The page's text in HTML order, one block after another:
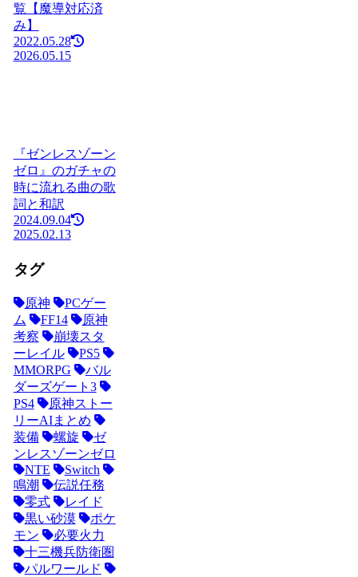
覧【魔導対応済
み】
2022.05.28
2026.05.15
『ゼンレスゾーン
ゼロ』のガチャの
時に流れる曲の歌
詞と和訳
2024.09.04
2025.02.13
タグ
原神
PCゲー
ム
FF14
原神
考察
崩壊スタ
ーレイル
PS5
MMORPG
バル
ダーズゲート3
PS4
原神ストー
リーAIまとめ
装備
螺旋
ゼ
ンレスゾーンゼロ
NTE
Switch
鳴潮
伝説任務
零式
レイド
黒い砂漠
ポケ
モン
必要火力
十三機兵防衛圏
パルワールド